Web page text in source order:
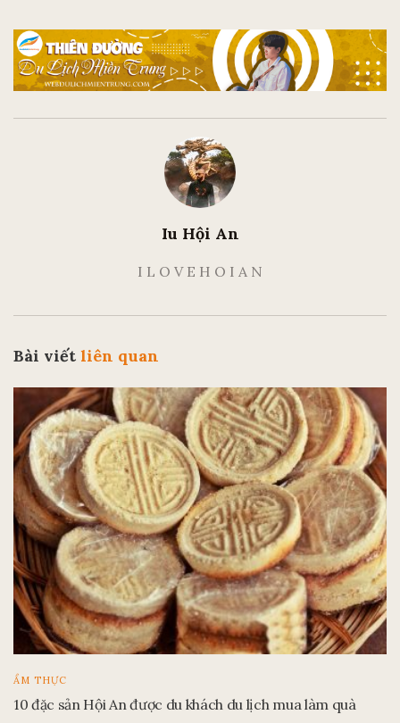
Iu Hội An
I L O V E H O I A N
Bài viết liên quan
ẨM THỰC
10 đặc sản Hội An được du khách du lịch mua làm quà